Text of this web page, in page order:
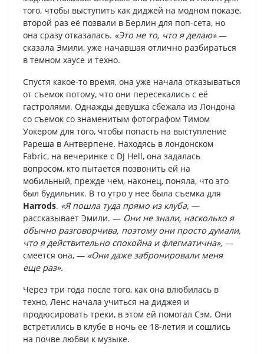
того, чтобы выступить как диджей на модном показе,
второй раз её позвали в Берлин для поп-сета, но
она сразу отказалась. «Это не то, что я делаю»—
сказала Эмили, уже начавшая отлично разбираться
в темном хаусе и техно.
Спустя какое-то время, она уже начала отказываться
от съемок потому, что они пересекались с её
гастролями. Однажды девушка сбежала из Лондона
со съемок со знаменитым фотографом Тимом
Уокером для того, чтобы попасть на выступление
Рареша в Антверпене. Находясь в лондонском
Fabric, на вечеринке с DJ Hell, она задалась
вопросом, кто пытается позвонить ей на
мобильный, прежде чем, наконец, поняла, что это
был будильник. В то утро у нее была съемка для
Harrods. «Я пошла туда прямо из клуба, —
рассказывает Эмили. — Они не знали, насколько я
обычно разговорчива, поэтому они просто думали,
что я действительно спокойна и флегматична», —
смеется она, — «Они даже забронировали меня
еще раз».
Через три года после того, как она влюбилась в
техно, Ленс начала учиться на диджея и
продюсировать треки, в этом ей помогал Сэм. Они
встретились в клубе в ночь ее 18-летия и сошлись
на почве любви к музыке.